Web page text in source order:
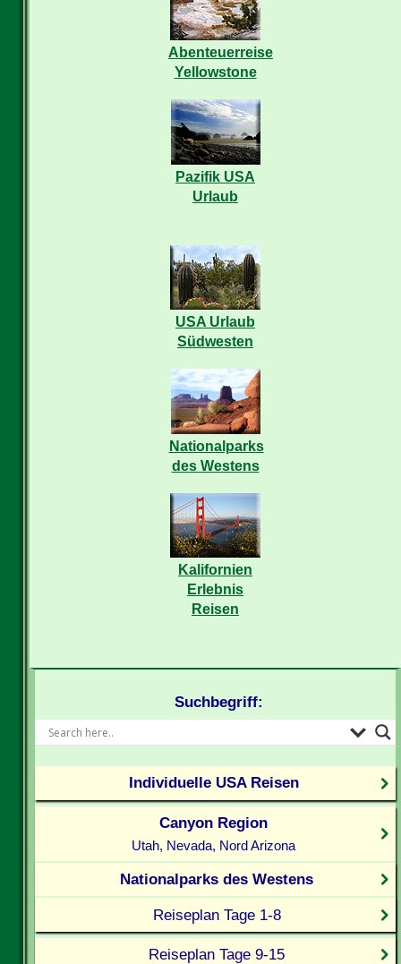
Abenteuerreise
Yellowstone
Pazifik USA
Urlaub
USA Urlaub
Südwesten
Nationalparks
des Westens
Kalifornien
Erlebnis
Reisen
Suchbegriff:
Individuelle USA Reisen
Canyon Region
Utah, Nevada, Nord Arizona
Nationalparks des Westens
Reiseplan Tage 1-8
Reiseplan Tage 9-15